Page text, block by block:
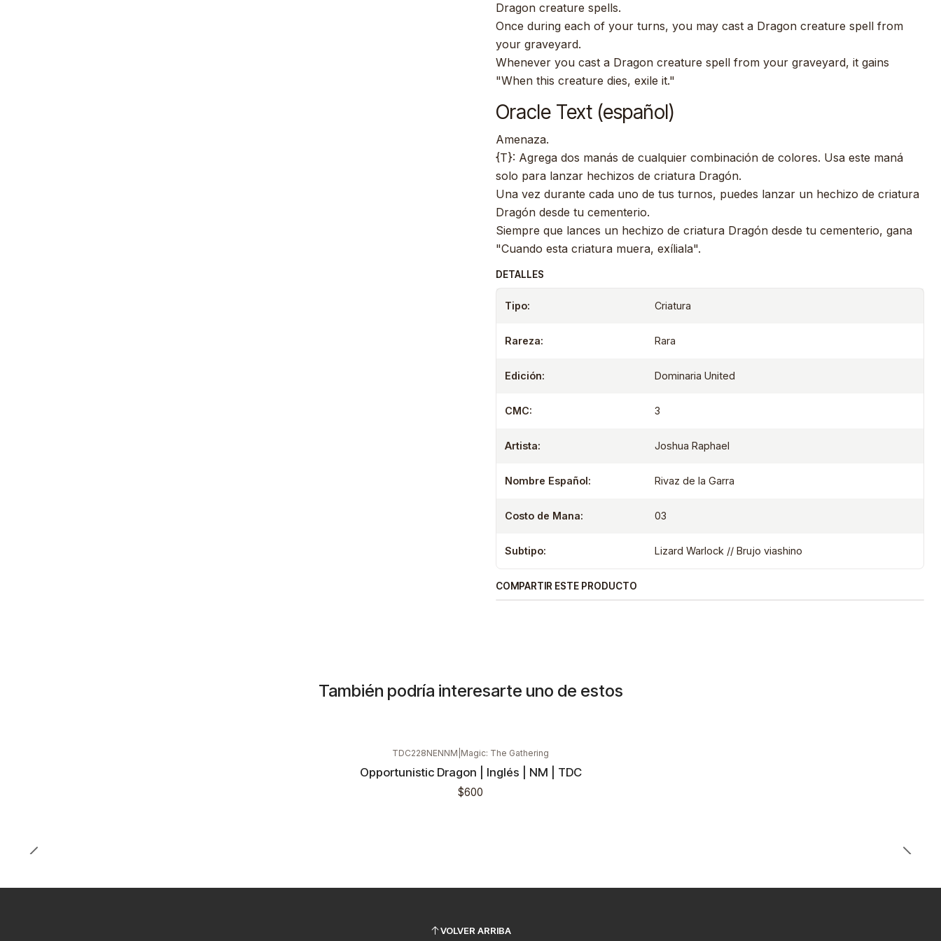
Dragon creature spells.
Once during each of your turns, you may cast a Dragon creature spell from
your graveyard.
Whenever you cast a Dragon creature spell from your graveyard, it gains
"When this creature dies, exile it."
Oracle Text (español)
Amenaza.
{T}: Agrega dos manás de cualquier combinación de colores. Usa este maná
solo para lanzar hechizos de criatura Dragón.
Una vez durante cada uno de tus turnos, puedes lanzar un hechizo de criatura
Dragón desde tu cementerio.
Siempre que lances un hechizo de criatura Dragón desde tu cementerio, gana
"Cuando esta criatura muera, exíliala".
DETALLES
Tipo: Criatura
Rareza: Rara
Edición: Dominaria United
CMC: 3
Artista: Joshua Raphael
Nombre Español: Rivaz de la Garra
Costo de Mana: 03
Subtipo: Lizard Warlock // Brujo viashino
COMPARTIR ESTE PRODUCTO
También podría interesarte uno de estos
TDC228NENNM Magic: The Gathering
Opportunistic Dragon | Inglés | NM | TDC
$600
VOLVER ARRIBA